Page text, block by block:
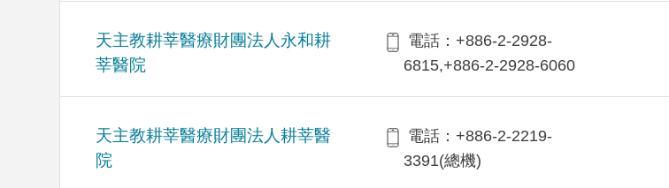
天主教耕莘醫療財團法人永和耕
莘醫院
電話：+886-2-2928-
6815,+886-2-2928-6060
天主教耕莘醫療財團法人耕莘醫
院
電話：+886-2-2219-
3391(總機)